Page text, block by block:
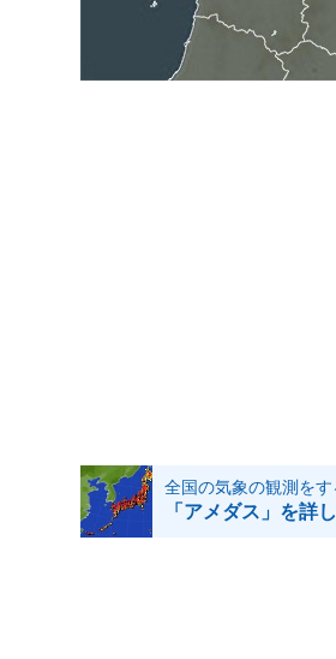
全国の気象の観測をす
「アメダス」を詳